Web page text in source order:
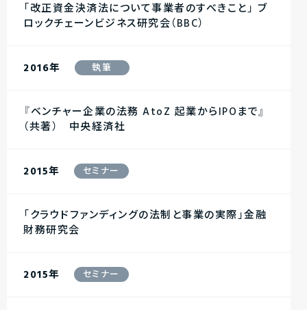
「改正資金決済法について事業者のすべきこと」 ブ
ロックチェーンビジネス研究会（BBC）
2016年 執筆
『ベンチャー企業の法務 AtoZ 起業からIPOまで』
（共著） 中央経済社
2015年 セミナー
「クラウドファンディングの法制と事業の実際」金融
財務研究会
2015年 セミナー